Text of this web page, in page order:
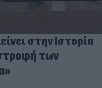
στην Ιστορία
των